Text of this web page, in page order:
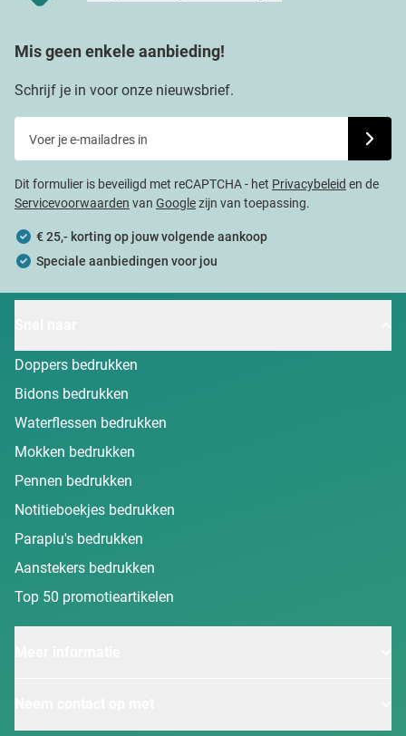
Mis geen enkele aanbieding!
Schrijf je in voor onze nieuwsbrief.
Dit formulier is beveiligd met reCAPTCHA - het Privacybeleid en de
Servicevoorwaarden van Googlezijn van toepassing.
€ 25,- korting op jouw volgende aankoop
Speciale aanbiedingen voor jou
Doppers bedrukken
Bidons bedrukken
Waterflessen bedrukken
Mokken bedrukken
Pennen bedrukken
Notitieboekjes bedrukken
Paraplu's bedrukken
Aanstekers bedrukken
Top 50 promotieartikelen